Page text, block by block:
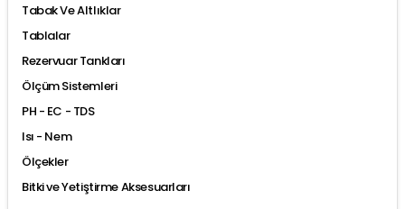
Tabak Ve Altlıklar
Tablalar
Rezervuar Tankları
Ölçüm Sistemleri
PH - EC - TDS
Isı - Nem
Ölçekler
Bitki ve Yetiştirme Aksesuarları